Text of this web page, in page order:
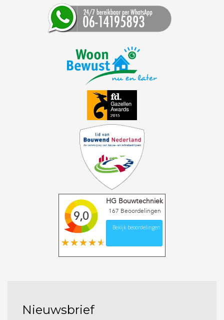
9,0
HG Bouwtechniek
167 Beoordelingen
Bekijk beoordelingen
Nieuwsbrief